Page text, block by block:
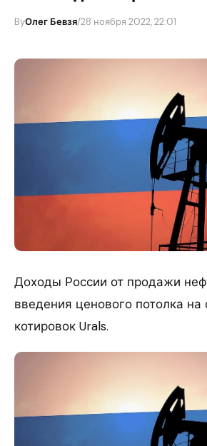
ByОлег Бевзя/28 ноября 2022, 22:01
Доходы России от продажи
введения ценового потолка
котировок Urals.